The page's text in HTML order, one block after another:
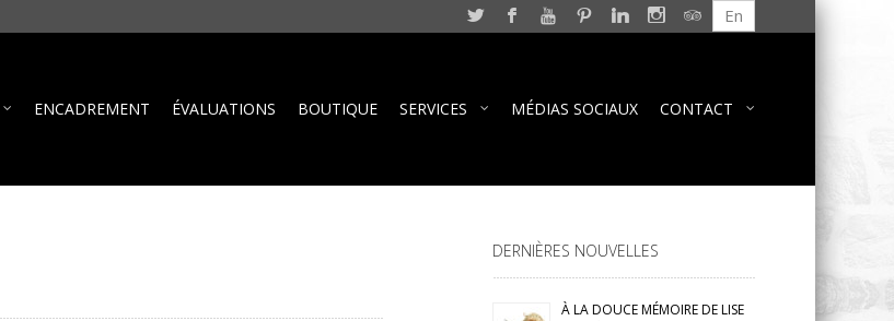
En
ENCADREMENT ÉVALUATIONS BOUTIQUE SERVICES MÉDIAS SOCIAUX CONTACT
DERNIÈRES NOUVELLES
À LA DOUCE MÉMOIRE DE LISE